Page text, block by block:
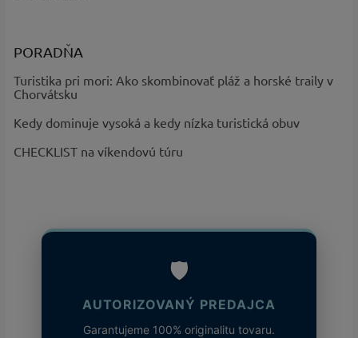
PORADŇA
Turistika pri mori: Ako skombinovať pláž a horské traily v
Chorvátsku
Kedy dominuje vysoká a kedy nízka turistická obuv
CHECKLIST na víkendovú túru
🛡️
AUTORIZOVANÝ PREDAJCA
Garantujeme 100% originalitu tovaru.